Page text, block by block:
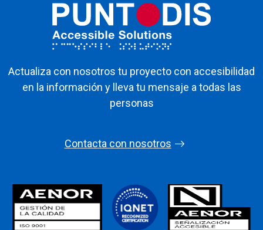
Actualiza con nosotros tu proyecto con accesibilidad
en la información y lleva tu mensaje a todas las
personas
Contacta con nosotros